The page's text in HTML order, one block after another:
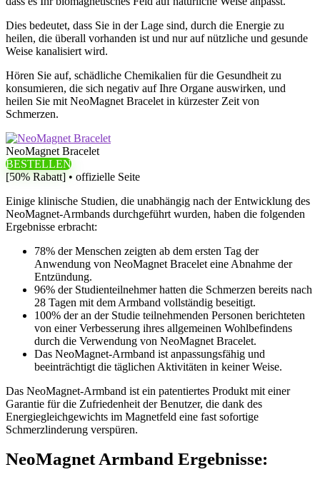
Dies bedeutet, dass Sie in der Lage sind, durch die Energie zu
heilen, die überall vorhanden ist und nur auf nützliche und gesunde
Weise kanalisiert wird.
Hören Sie auf, schädliche Chemikalien für die Gesundheit zu
konsumieren, die sich negativ auf Ihre Organe auswirken, und
heilen Sie mit NeoMagnet Bracelet in kürzester Zeit von
Schmerzen.
NeoMagnet Bracelet
BESTELLEN
[50% Rabatt] • offizielle Seite
Einige klinische Studien, die unabhängig nach der Entwicklung des
NeoMagnet-Armbands durchgeführt wurden, haben die folgenden
Ergebnisse erbracht:
78% der Menschen zeigten ab dem ersten Tag der
Anwendung von NeoMagnet Bracelet eine Abnahme der
Entzündung.
96% der Studienteilnehmer hatten die Schmerzen bereits nach
28 Tagen mit dem Armband vollständig beseitigt.
100% der an der Studie teilnehmenden Personen berichteten
von einer Verbesserung ihres allgemeinen Wohlbefindens
durch die Verwendung von NeoMagnet Bracelet.
Das NeoMagnet-Armband ist anpassungsfähig und
beeinträchtigt die täglichen Aktivitäten in keiner Weise.
Das NeoMagnet-Armband ist ein patentiertes Produkt mit einer
Garantie für die Zufriedenheit der Benutzer, die dank des
Energiegleichgewichts im Magnetfeld eine fast sofortige
Schmerzlinderung verspüren.
NeoMagnet Armband Ergebnisse: